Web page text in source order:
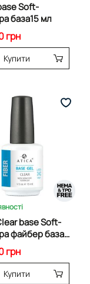
Soft-
база15 мл
грн
Купити
base Soft-
файбер база
грн
Купити